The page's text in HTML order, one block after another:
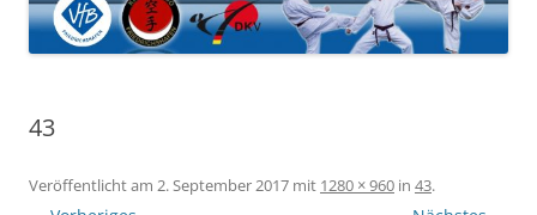
43
Veröffentlicht am 2. September 2017 mit 1280 × 960 in 43.